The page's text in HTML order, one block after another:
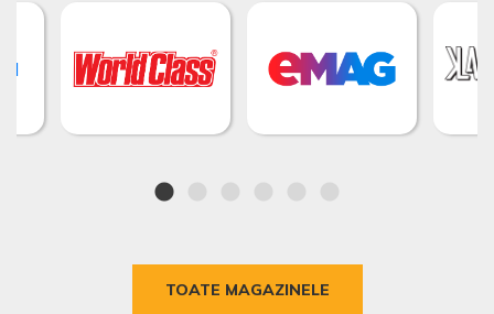
TOATE MAGAZINELE